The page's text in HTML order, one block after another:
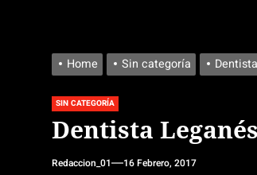
Home Sin categoría
SIN CATEGORÍA
Dentista
Redaccion_01 16 Febrero, 2017